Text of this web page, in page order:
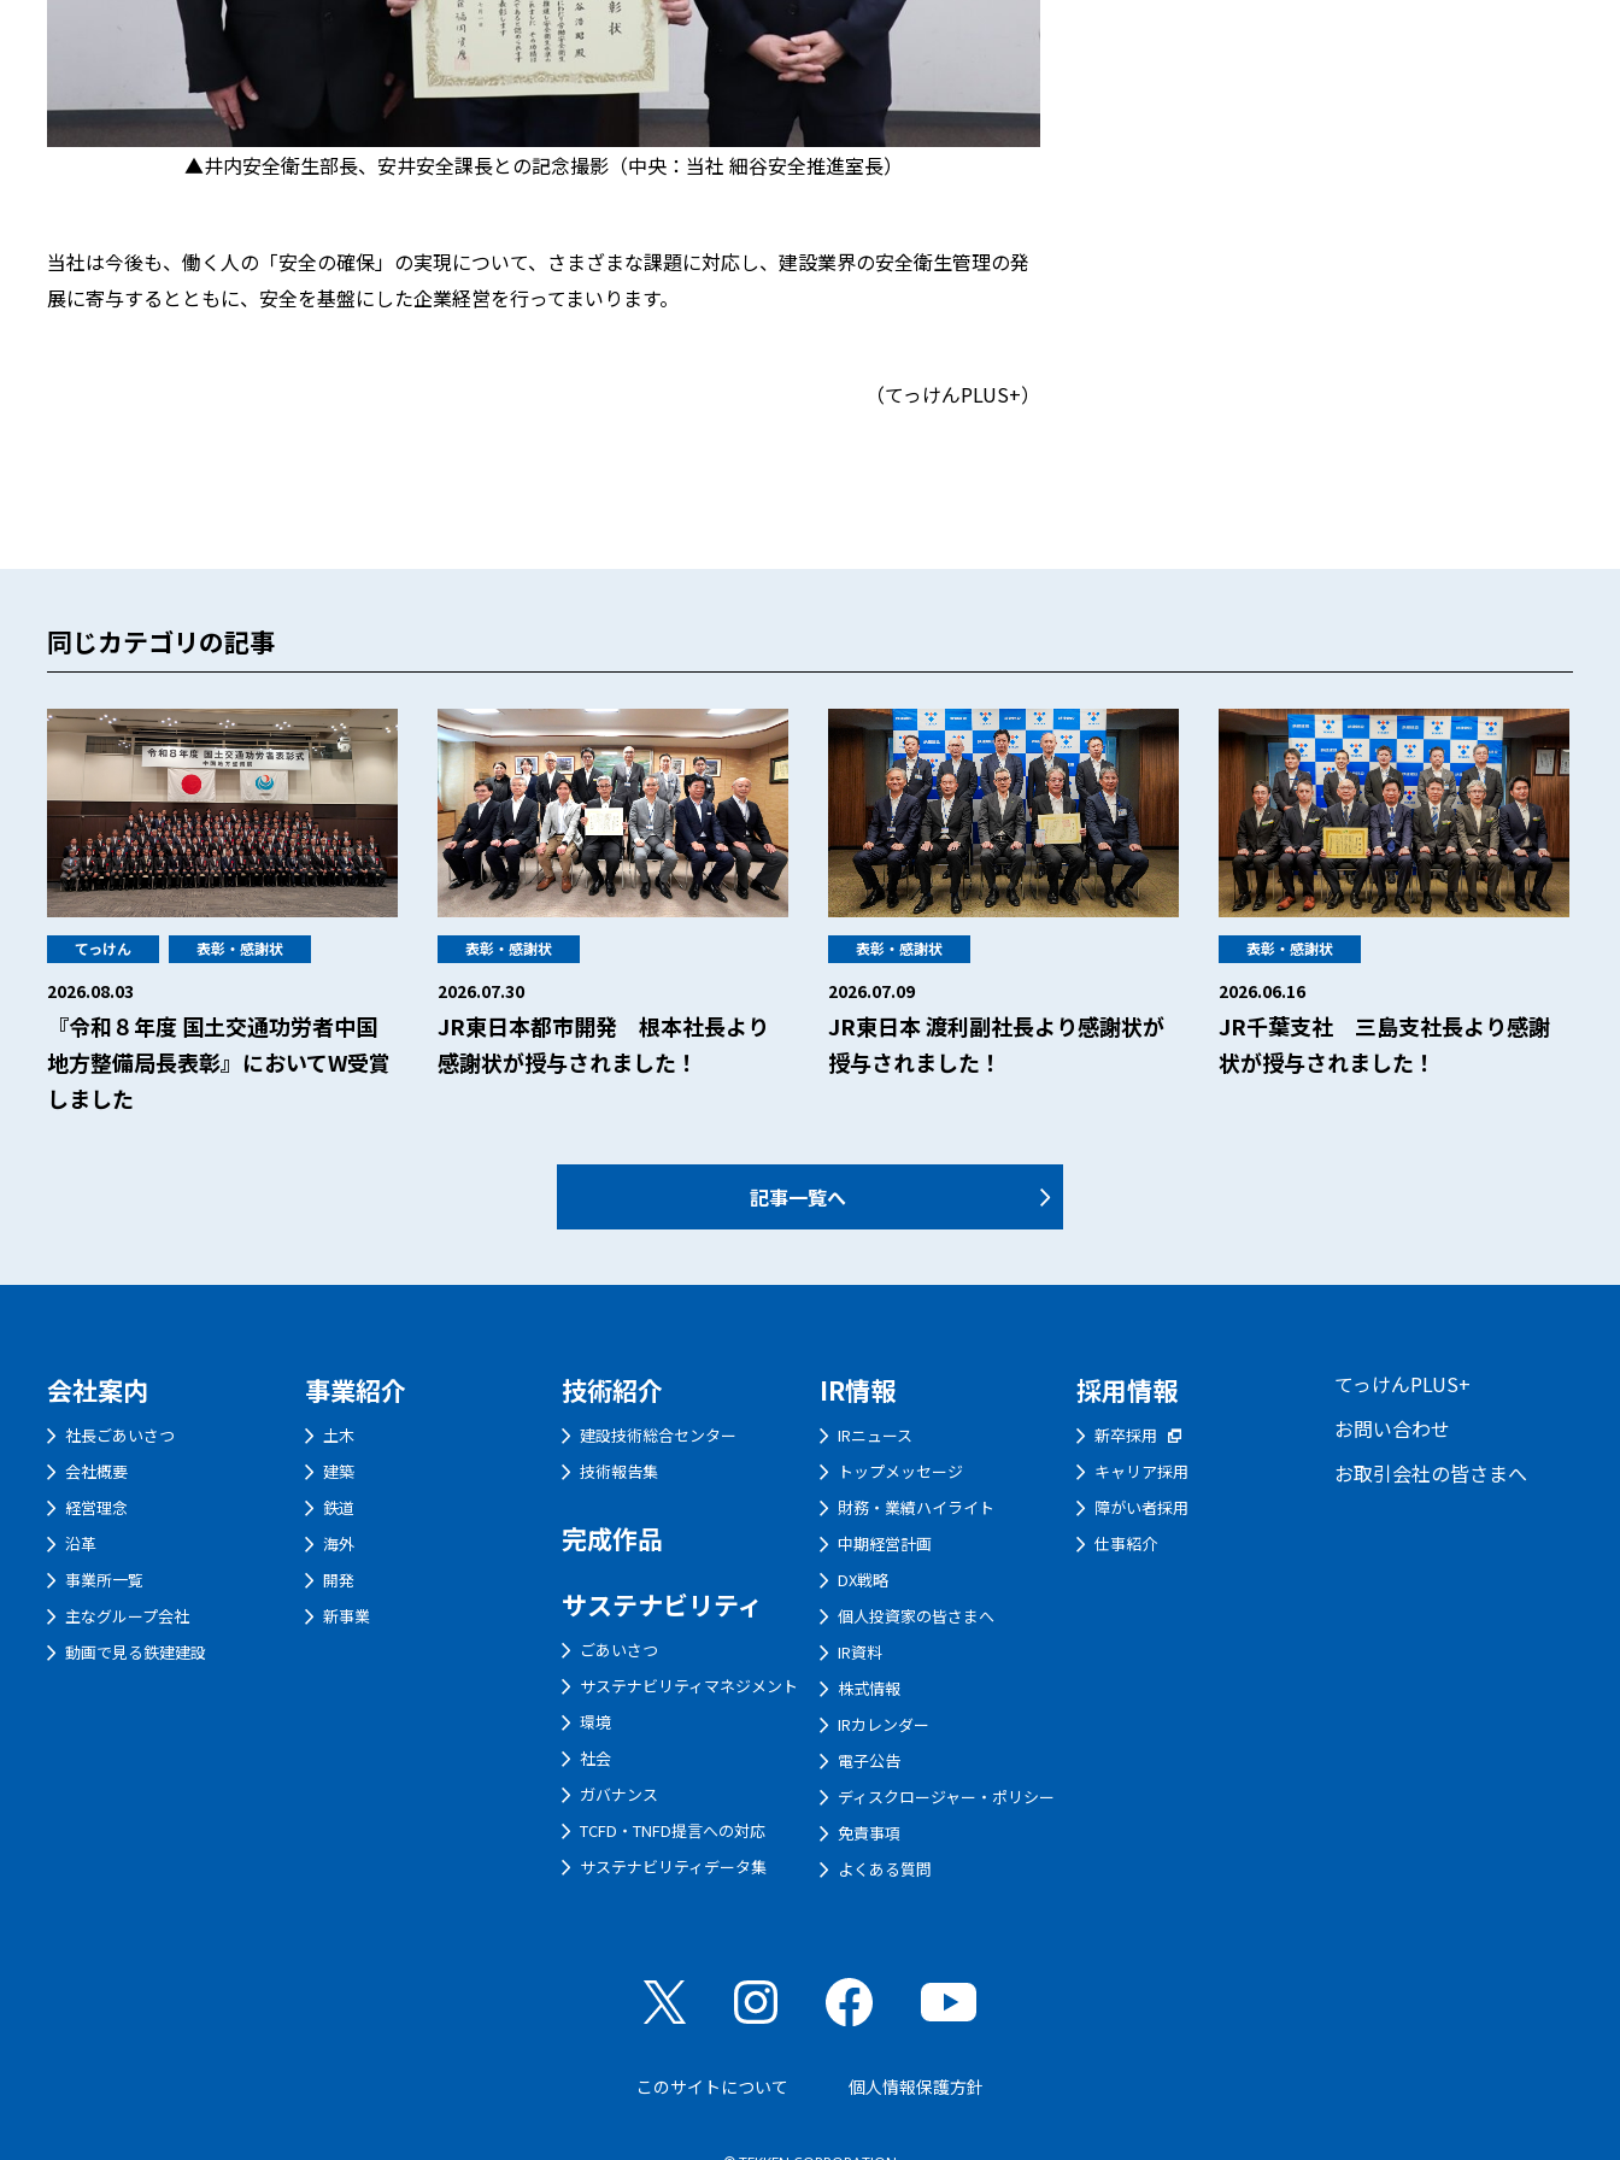
▲井内安全衛生部長、安井安全課長との記念撮影（中央：当社 細谷安全推進室長）
当社は今後も、働く人の「安全の確保」の実現について、さまざまな課題に対応し、建設業界の安全衛生管理の発
展に寄与するとともに、安全を基盤にした企業経営を行ってまいります。
（てっけんPLUS+）
同じカテゴリの記事
てっけん 表彰・感謝状
2026.08.03
『令和８年度 国土交通功労者中国
地方整備局長表彰』においてW受賞
しました
表彰・感謝状
2026.07.30
JR東日本都市開発 根本社長より
感謝状が授与されました！
表彰・感謝状
2026.07.09
JR東日本 渡利副社長より感謝状が
授与されました！
表彰・感謝状
2026.06.16
JR千葉支社 三島支社長より感謝
状が授与されました！
記事一覧へ
会社案内
社長ごあいさつ
会社概要
経営理念
沿革
事業所一覧
主なグループ会社
動画で見る鉄建建設
事業紹介
土木
建築
鉄道
海外
開発
新事業
技術紹介
建設技術総合センター
技術報告集
完成作品
サステナビリティ
ごあいさつ
サステナビリティマネジメント
環境
社会
ガバナンス
TCFD・TNFD提言への対応
サステナビリティデータ集
IR情報
IRニュース
トップメッセージ
財務・業績ハイライト
中期経営計画
DX戦略
個人投資家の皆さまへ
IR資料
株式情報
IRカレンダー
電子公告
ディスクロージャー・ポリシー
免責事項
よくある質問
採用情報
新卒採用
キャリア採用
障がい者採用
仕事紹介
てっけんPLUS+
お問い合わせ
お取引会社の皆さまへ
このサイトについて 個人情報保護方針